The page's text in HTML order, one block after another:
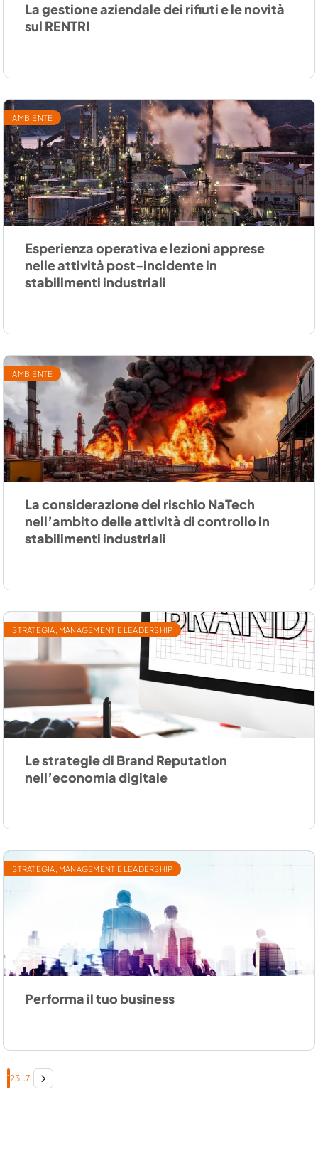
La gestione aziendale dei rifiuti e le novità
sul RENTRI
AMBIENTE
Esperienza operativa e lezioni apprese
nelle attività post-incidente in
stabilimenti industriali
AMBIENTE
La considerazione del rischio NaTech
nell’ambito delle attività di controllo in
stabilimenti industriali
STRATEGIA, MANAGEMENT E LEADERSHIP
Le strategie di Brand Reputation
nell’economia digitale
STRATEGIA, MANAGEMENT E LEADERSHIP
Performa il tuo business
123…7